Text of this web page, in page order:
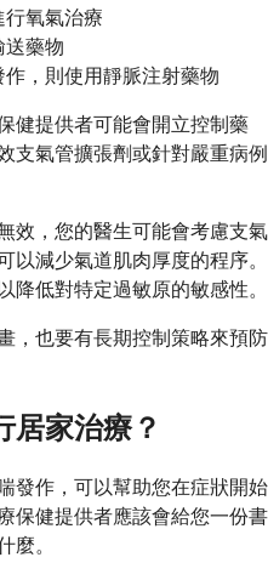
氧氣治療
送藥物
，則使用靜脈注射藥物
健提供者可能會開立控制藥
支氣管擴張劑或針對嚴重病例
效，您的醫生可能會考慮支氣
以減少氣道肌肉厚度的程序。
降低對特定過敏原的敏感性。
，也要有長期控制策略來預防
居家治療？
發作，可以幫助您在症狀開始
保健提供者應該會給您一份書
麼。